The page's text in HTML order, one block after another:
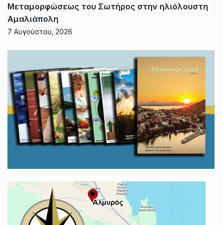
Μεταμορφώσεως του Σωτήρος στην ηλιόλουστη
Αμαλιάπολη
7 Αυγούστου, 2026